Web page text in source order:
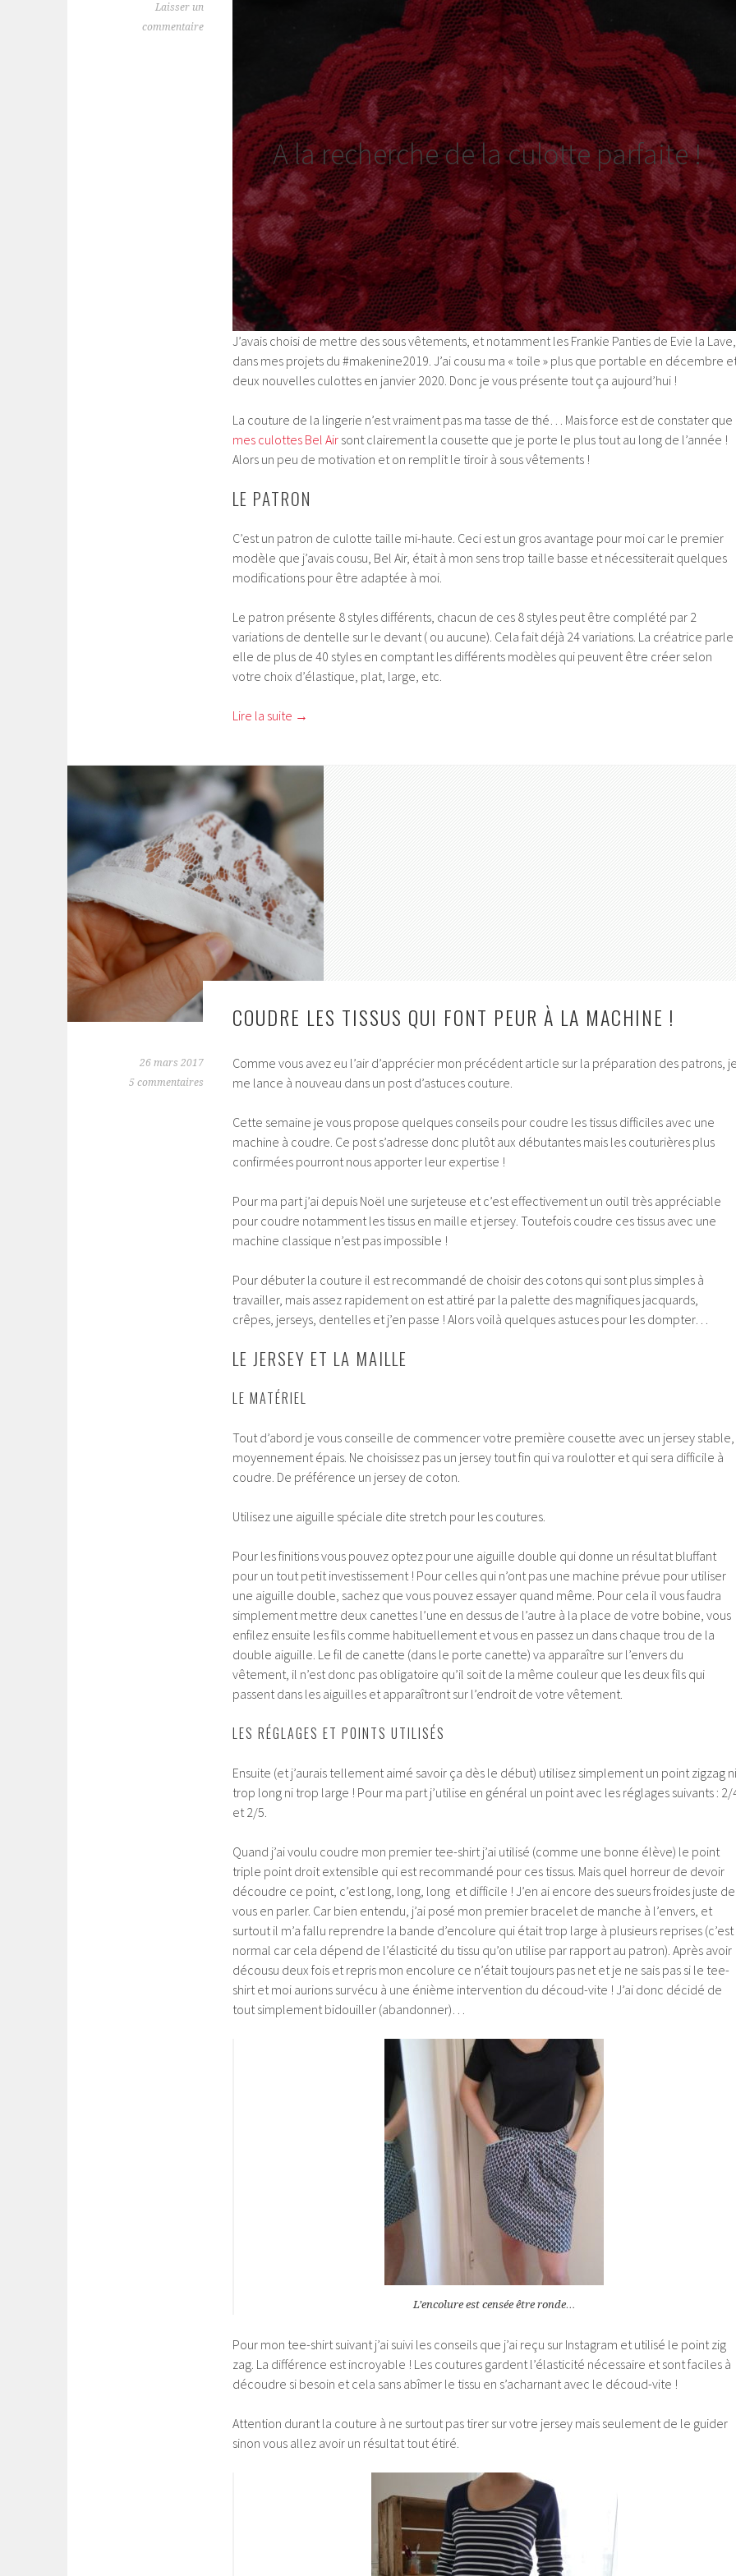
Laisser un
commentaire
A la recherche de la culotte parfaite !
J’avais choisi de mettre des sous vêtements, et notamment les Frankie Panties de Evie la Lave,
dans mes projets du #makenine2019. J’ai cousu ma « toile » plus que portable en décembre
deux nouvelles culottes en janvier 2020. Donc je vous présente tout ça aujourd’hui !
La couture de la lingerie n’est vraiment pas ma tasse de thé… Mais force est de constater que
mes culottes Bel Air sont clairement la cousette que je porte le plus tout au long de l’année !
Alors un peu de motivation et on remplit le tiroir à sous vêtements !
LE PATRON
C’est un patron de culotte taille mi-haute. Ceci est un gros avantage pour moi car le premier
modèle que j’avais cousu, Bel Air, était à mon sens trop taille basse et nécessiterait quelques
modifications pour être adaptée à moi.
Le patron présente 8 styles différents, chacun de ces 8 styles peut être complété par 2
variations de dentelle sur le devant ( ou aucune). Cela fait déjà 24 variations. La créatrice parle
elle de plus de 40 styles en comptant les différents modèles qui peuvent être créer selon
votre choix d’élastique, plat, large, etc.
Lire la suite →
COUDRE LES TISSUS QUI FONT PEUR À LA MACHINE !
26 mars 2017
5 commentaires
Comme vous avez eu l’air d’apprécier mon précédent article sur la préparation des patrons,
me lance à nouveau dans un post d’astuces couture.
Cette semaine je vous propose quelques conseils pour coudre les tissus difficiles avec une
machine à coudre. Ce post s’adresse donc plutôt aux débutantes mais les couturières plus
confirmées pourront nous apporter leur expertise !
Pour ma part j’ai depuis Noël une surjeteuse et c’est effectivement un outil très appréciable
pour coudre notamment les tissus en maille et jersey. Toutefois coudre ces tissus avec une
machine classique n’est pas impossible !
Pour débuter la couture il est recommandé de choisir des cotons qui sont plus simples à
travailler, mais assez rapidement on est attiré par la palette des magnifiques jacquards,
crêpes, jerseys, dentelles et j’en passe ! Alors voilà quelques astuces pour les dompter…
LE JERSEY ET LA MAILLE
LE MATÉRIEL
Tout d’abord je vous conseille de commencer votre première cousette avec un jersey stable,
moyennement épais. Ne choisissez pas un jersey tout fin qui va roulotter et qui sera difficile à
coudre. De préférence un jersey de coton.
Utilisez une aiguille spéciale dite stretch pour les coutures.
Pour les finitions vous pouvez optez pour une aiguille double qui donne un résultat bluffant
pour un tout petit investissement ! Pour celles qui n’ont pas une machine prévue pour utiliser
une aiguille double, sachez que vous pouvez essayer quand même. Pour cela il vous faudra
simplement mettre deux canettes l’une en dessus de l’autre à la place de votre bobine, vous
enfilez ensuite les fils comme habituellement et vous en passez un dans chaque trou de la
double aiguille. Le fil de canette (dans le porte canette) va apparaître sur l’envers du
vêtement, il n’est donc pas obligatoire qu’il soit de la même couleur que les deux fils qui
passent dans les aiguilles et apparaîtront sur l’endroit de votre vêtement.
LES RÉGLAGES ET POINTS UTILISÉS
Ensuite (et j’aurais tellement aimé savoir ça dès le début) utilisez simplement un point zigzag ni
trop long ni trop large ! Pour ma part j’utilise en général un point avec les réglages suivants : 2/
et 2/5.
Quand j’ai voulu coudre mon premier tee-shirt j’ai utilisé (comme une bonne élève) le point
triple point droit extensible qui est recommandé pour ces tissus. Mais quel horreur de devoir
découdre ce point, c’est long, long, long et difficile ! J’en ai encore des sueurs froides juste de
vous en parler. Car bien entendu, j’ai posé mon premier bracelet de manche à l’envers, et
surtout il m’a fallu reprendre la bande d’encolure qui était trop large à plusieurs reprises (c’est
normal car cela dépend de l’élasticité du tissu qu’on utilise par rapport au patron). Après avoir
décousu deux fois et repris mon encolure ce n’était toujours pas net et je ne sais pas si le tee-
shirt et moi aurions survécu à une énième intervention du découd-vite ! J’ai donc décidé de
tout simplement bidouiller (abandonner)…
L’encolure est censée être ronde…
Pour mon tee-shirt suivant j’ai suivi les conseils que j’ai reçu sur Instagram et utilisé le point zig
zag. La différence est incroyable ! Les coutures gardent l’élasticité nécessaire et sont faciles à
découdre si besoin et cela sans abîmer le tissu en s’acharnant avec le découd-vite !
Attention durant la couture à ne surtout pas tirer sur votre jersey mais seulement de le guider
sinon vous allez avoir un résultat tout étiré.